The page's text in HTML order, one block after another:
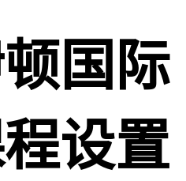
国际
设置